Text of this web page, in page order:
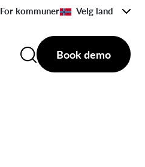
For kommuner Velg land
Book demo